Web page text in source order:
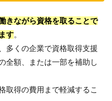
きながら資格を取ることで
す。
多くの企業で資格取得支援
全額、または一部を補助し
取得の費用まで軽減するこ